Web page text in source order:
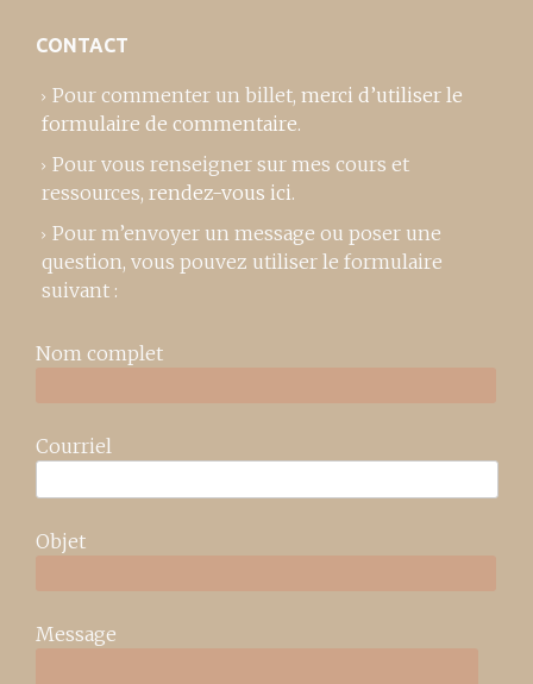
CONTACT
Pour commenter un billet, merci d’utiliser le
formulaire de commentaire.
Pour vous renseigner sur mes cours et
ressources, rendez-vous ici.
Pour m’envoyer un message ou poser une
question, vous pouvez utiliser le formulaire
suivant :
Nom complet
Courriel
Objet
Message